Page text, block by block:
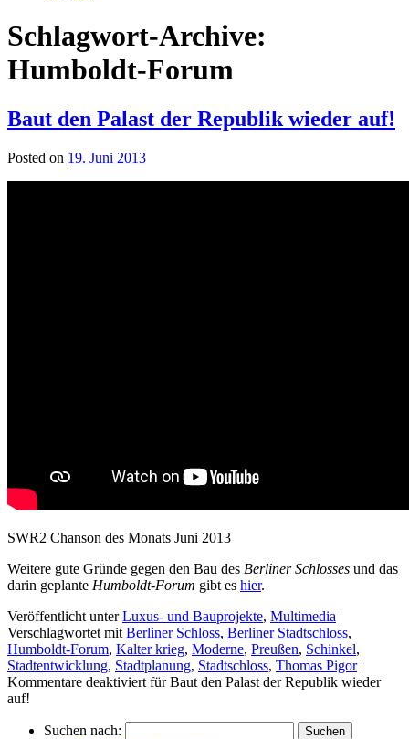
Schlagwort-Archive:
Humboldt-Forum
Baut den Palast der Republik wieder auf!
Posted on 19. Juni 2013
SWR2 Chanson des Monats Juni 2013
Weitere gute Gründe gegen den Bau des Berliner Schlosses und das
darin geplante Humboldt-Forum gibt es hier.
Veröffentlicht unter Luxus- und Bauprojekte, Multimedia |
Verschlagwortet mit Berliner Schloss, Berliner Stadtschloss,
Humboldt-Forum, Kalter krieg, Moderne, Preußen, Schinkel,
Stadtentwicklung, Stadtplanung, Stadtschloss, Thomas Pigor |
Kommentare deaktiviert für Baut den Palast der Republik wieder
auf!
Suchen nach: